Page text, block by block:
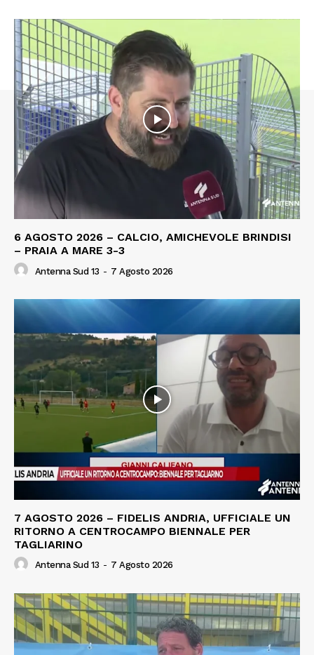
6 AGOSTO 2026 – CALCIO, AMICHEVOLE BRINDISI
– PRAIA A MARE 3-3
Antenna Sud 13 - 7 Agosto 2026
7 AGOSTO 2026 – FIDELIS ANDRIA, UFFICIALE UN
RITORNO A CENTROCAMPO BIENNALE PER
TAGLIARINO
Antenna Sud 13 - 7 Agosto 2026